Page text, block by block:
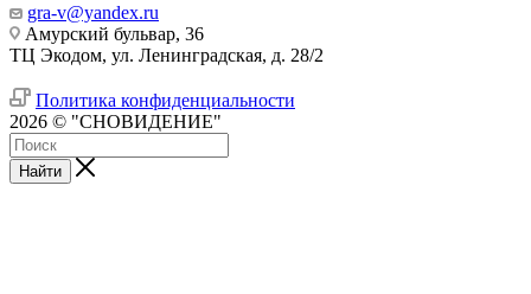
gra-v@yandex.ru
Амурский бульвар, 36
ТЦ Экодом, ул. Ленинградская, д. 28/2
Политика конфиденциальности
2026 © "СНОВИДЕНИЕ"
Найти